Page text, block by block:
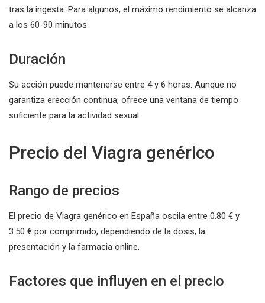
tras la ingesta. Para algunos, el máximo rendimiento se alcanza
a los 60-90 minutos.
Duración
Su acción puede mantenerse entre 4 y 6 horas. Aunque no
garantiza erección continua, ofrece una ventana de tiempo
suficiente para la actividad sexual.
Precio del Viagra genérico
Rango de precios
El precio de Viagra genérico en España oscila entre 0.80 € y
3.50 € por comprimido, dependiendo de la dosis, la
presentación y la farmacia online.
Factores que influyen en el precio